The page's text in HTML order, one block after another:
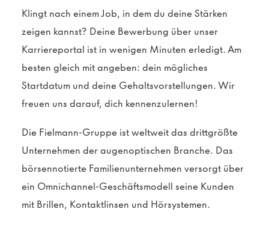
Klingt nach einem Job, in dem du deine Stärken
zeigen kannst? Deine Bewerbung über unser
Karriereportal ist in wenigen Minuten erledigt. Am
besten gleich mit angeben: dein mögliches
Startdatum und deine Gehaltsvorstellungen. Wir
freuen uns darauf, dich kennenzulernen!
Die Fielmann-Gruppe ist weltweit das drittgrößte
Unternehmen der augenoptischen Branche. Das
börsennotierte Familienunternehmen versorgt über
ein Omnichannel-Geschäftsmodell seine Kunden
mit Brillen, Kontaktlinsen und Hörsystemen.